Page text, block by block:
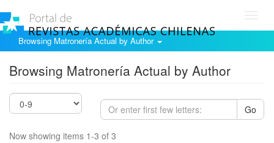
Browsing Matronería Actual by Author
Browsing Matronería Actual by Author
Go
Now showing items 1-3 of 3